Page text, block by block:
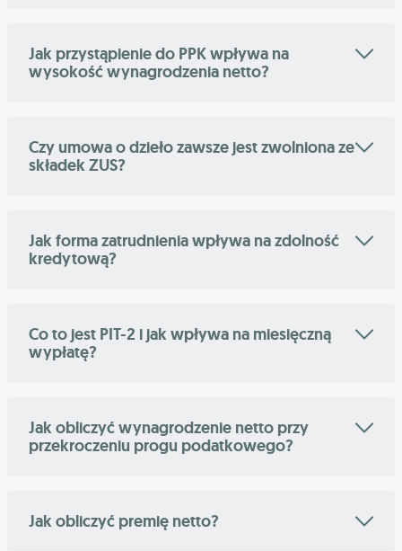
Jak przystąpienie do PPK wpływa na
wysokość wynagrodzenia netto?
Czy umowa o dzieło zawsze jest zwolniona ze
składek ZUS?
Jak forma zatrudnienia wpływa na zdolność
kredytową?
Co to jest PIT-2 i jak wpływa na miesięczną
wypłatę?
Jak obliczyć wynagrodzenie netto przy
przekroczeniu progu podatkowego?
Jak obliczyć premię netto?